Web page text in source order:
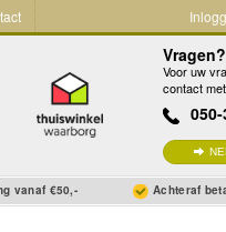
Vragen?
Voor uw
contact
vanaf €50,- Achteraf